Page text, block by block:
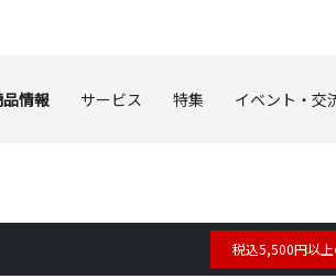
品情報 サービス 特集 イベント・交
税込5,500円以